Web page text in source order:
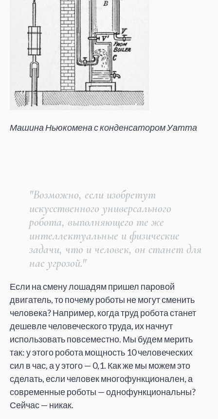
Машина Ньюкомена с конденсатором Уатта
"Возможно, если изобретут
искусственного универсального
робота, выполняющего те же
интеллектуальные и физические
задачи, что и человек, он станет для
нас угрозой."
Если на смену лошадям пришел паровой
двигатель, то почему роботы не могут сменить
человека? Например, когда труд робота станет
дешевле человеческого труда, их начнут
использовать повсеместно. Мы будем мерить
так: у этого робота мощность 10 человеческих
сил в час, а у этого — 0,1. Как же мы можем это
сделать, если человек многофункционален, а
современные роботы — однофункциональны?
Сейчас — никак.